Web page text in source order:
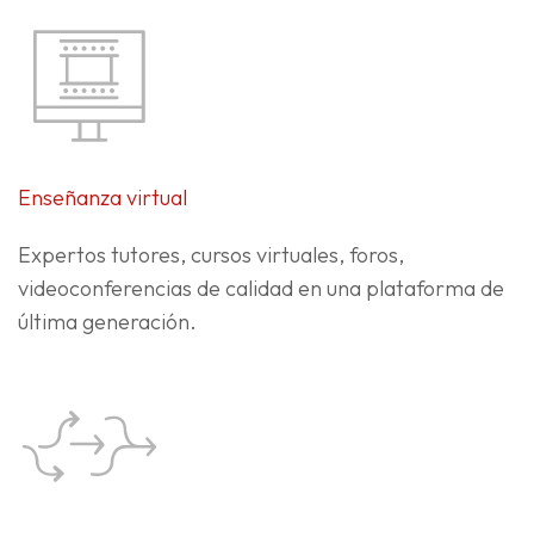
Enseñanza virtual
Expertos tutores, cursos virtuales, foros,
videoconferencias de calidad en una plataforma de
última generación.